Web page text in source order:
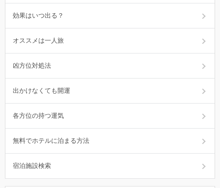
効果はいつ出る？
オススメは一人旅
凶方位対処法
出かけなくても開運
各方位の持つ運気
無料でホテルに泊まる方法
宿泊施設検索